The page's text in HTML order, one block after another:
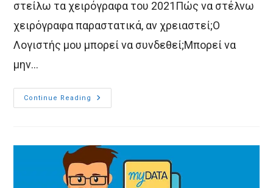
στείλω τα χειρόγραφα του 2021Πώς να στέλνω
χειρόγραφα παραστατικά, αν χρειαστεί;Ο
Λογιστής μου μπορεί να συνδεθεί;Μπορεί να
μην…
Continue Reading
MediSign:
Τα
Σε
Λεπτά!